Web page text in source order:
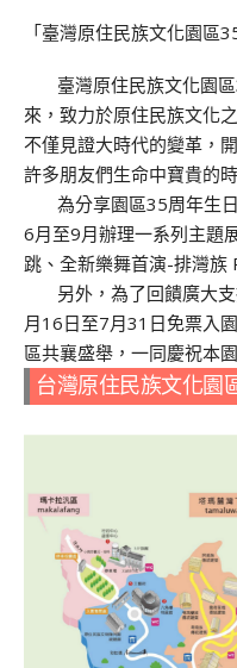
「臺灣原住民族文化園區
臺灣原住民族文化園區
來，致力於原住民族文化
不僅見證大時代的變革，
許多朋友們生命中寶貴的
為分享園區35周年生日
6月至9月辦理一系列主題
跳、全新樂舞首演-排灣族
另外，為了回饋廣大支
月16日至7月31日免票入
區共襄盛舉，一同慶祝本
台灣原住民族文化園